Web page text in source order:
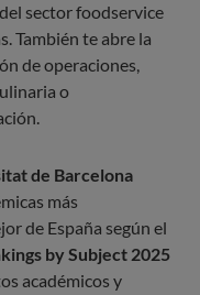
sector foodservice
También te abre la
de operaciones,
o
de Barcelona
más
de España según el
by Subject 2025
académicos y